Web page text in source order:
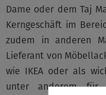
Dame oder dem Taj
Kerngeschäft im
zudem in anderen
Lieferant von
wie IKEA oder als
unter anderem für